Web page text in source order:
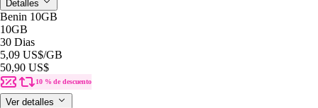
Detalles
Benin 10GB
10GB
30 Dias
5,09 US$/GB
50,90 US$
10 % de descuento
Ver detalles